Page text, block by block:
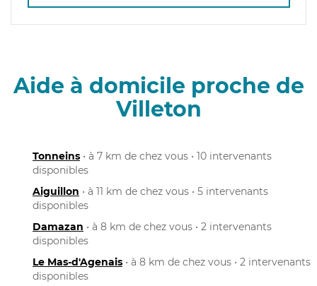
Aide à domicile proche de
Villeton
Tonneins • à 7 km de chez vous • 10 intervenants
disponibles
Aiguillon • à 11 km de chez vous • 5 intervenants
disponibles
Damazan • à 8 km de chez vous • 2 intervenants
disponibles
Le Mas-d'Agenais • à 8 km de chez vous • 2 intervenants
disponibles